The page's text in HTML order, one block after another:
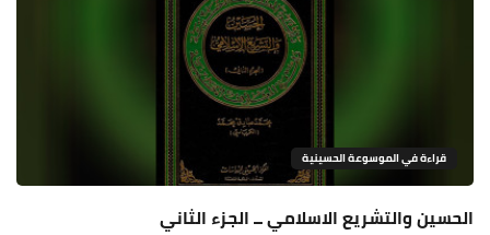
قراءة في الموسوعة الحسينية
الحسين والتشريع الاسلامي ــ الجزء الثاني